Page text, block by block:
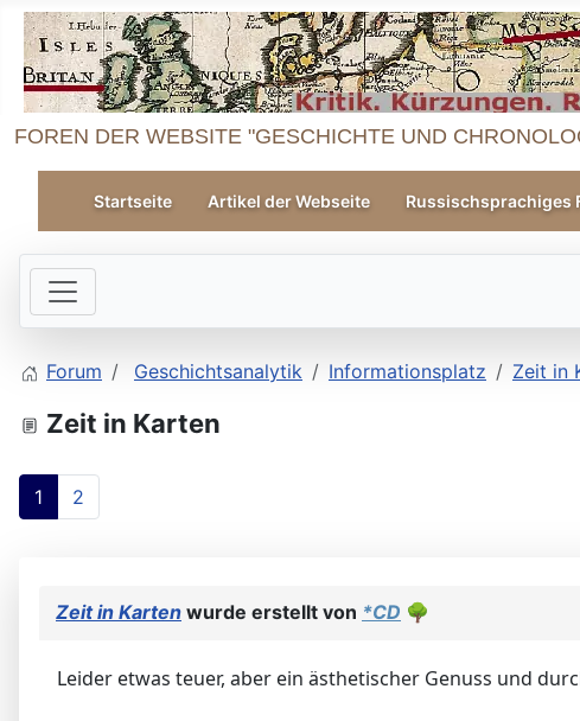
FOREN DER WEBSITE "GESCHICHTE UND
Startseite Artikel der Webseite Russischsprachiges
Forum Geschichtsanalytik Informationsplatz Zeit in
Zeit in Karten
1 2
Zeit in Karten wurde erstellt von *CD 🌳
Leider etwas teuer, aber ein ästhetischer Genuss und